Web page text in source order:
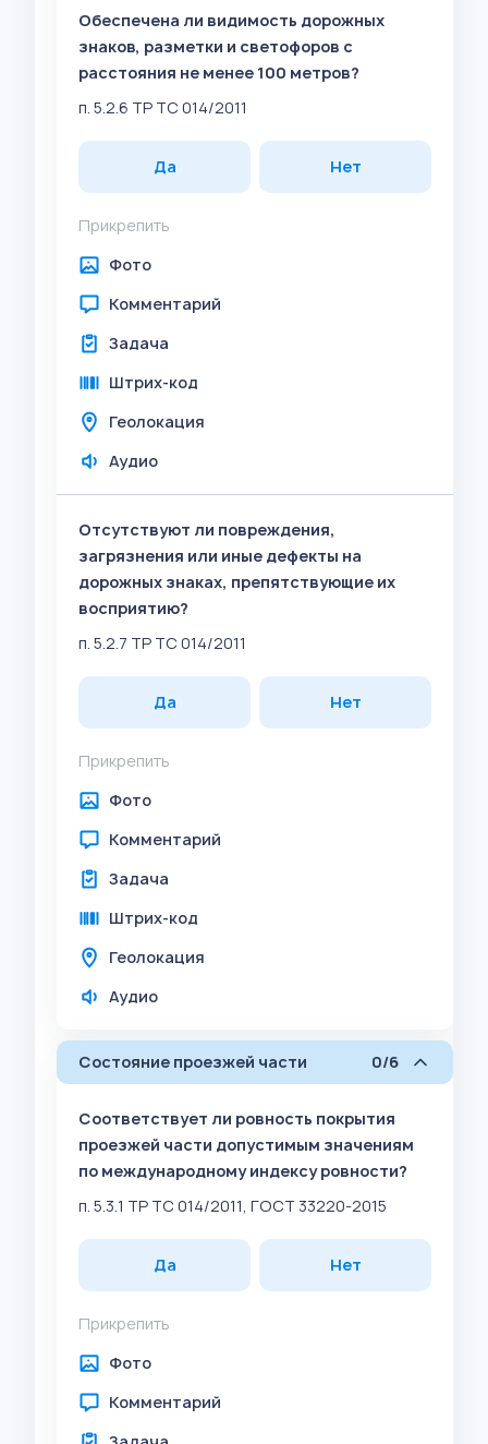
Обеспечена ли видимость дорожных
знаков, разметки и светофоров с
расстояния не менее 100 метров?
п. 5.2.6 ТР ТС 014/2011
Да Нет
Прикрепить
Фото
Комментарий
Задача
Штрих-код
Геолокация
Аудио
Отсутствуют ли повреждения,
загрязнения или иные дефекты на
дорожных знаках, препятствующие их
восприятию?
п. 5.2.7 ТР ТС 014/2011
Да Нет
Прикрепить
Фото
Комментарий
Задача
Штрих-код
Геолокация
Аудио
Состояние проезжей части 0/6
Соответствует ли ровность покрытия
проезжей части допустимым значениям
по международному индексу ровности?
п. 5.3.1 ТР ТС 014/2011, ГОСТ 33220-2015
Да Нет
Прикрепить
Фото
Комментарий